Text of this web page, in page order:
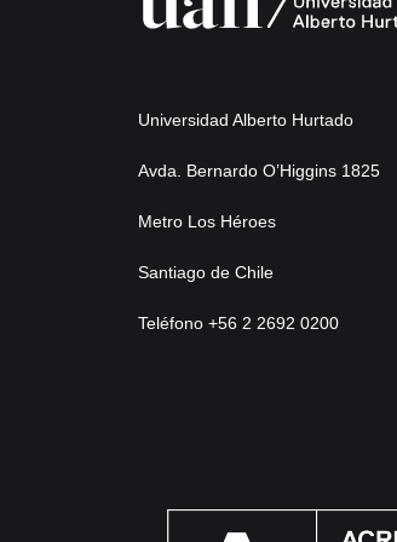
Universidad Alberto Hurtado
Avda. Bernardo O’Higgins 1825
Metro Los Héroes
Santiago de Chile
Teléfono +56 2 2692 0200